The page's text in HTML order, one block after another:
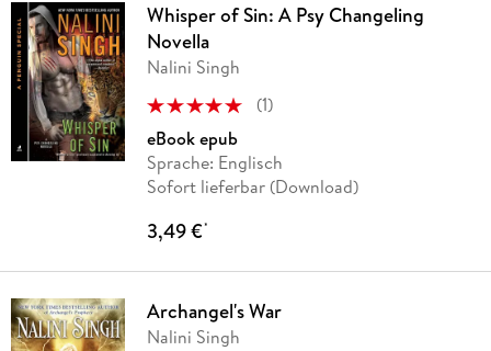
Whisper of Sin: A Psy Changeling
Novella
Nalini Singh
(1)
eBook epub
Sprache: Englisch
Sofort lieferbar (Download)
3,49 €*
Archangel's War
Nalini Singh